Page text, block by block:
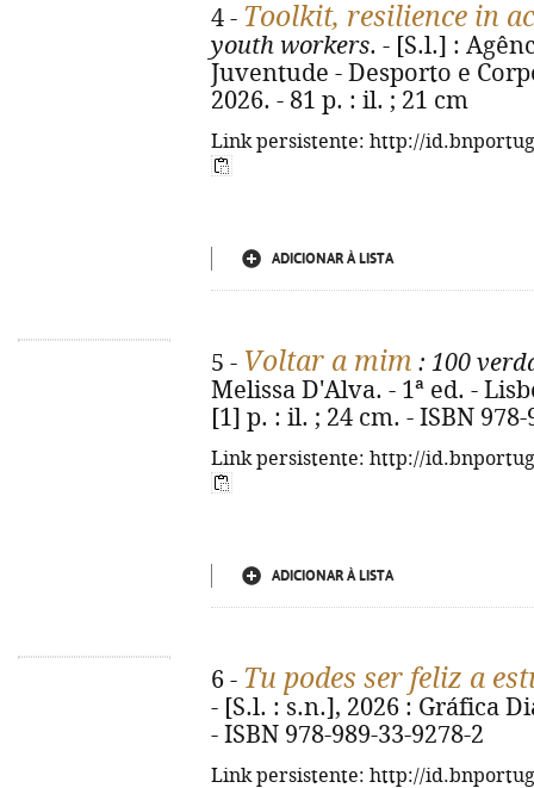
4 - Toolkit, resilience in
youth workers. - [S.l.] :
Juventude - Desporto e
2026. - 81 p. : il. ; 21 cm
Link persistente: http://
ADICIONAR À LISTA
5 - Voltar a mim : 100
Melissa D'Alva. - 1ª ed. -
[1] p. : il. ; 24 cm. - ISBN 978-
Link persistente: http://
ADICIONAR À LISTA
6 - Tu podes ser feliz a
- [S.l. : s.n.], 2026 : Gráfica
- ISBN 978-989-33-9278-2
Link persistente: http://